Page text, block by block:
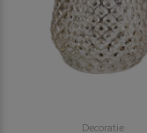
Decoratie